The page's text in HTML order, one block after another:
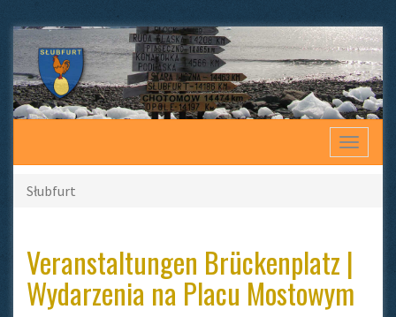
Toggle
Słubfurt
Veranstaltungen Brückenplatz |
Wydarzenia na Placu Mostowym